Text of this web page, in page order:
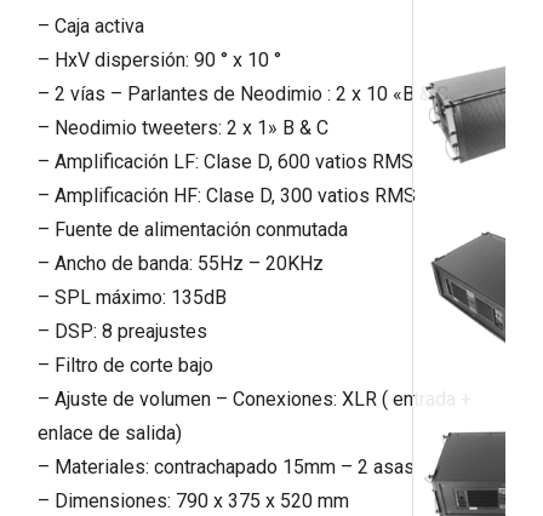
– Caja activa
– HxV dispersión: 90 ° x 10 °
– 2 vías – Parlantes de Neodimio : 2 x 10 «B & C
– Neodimio tweeters: 2 x 1» B & C
– Amplificación LF: Clase D, 600 vatios RMS
– Amplificación HF: Clase D, 300 vatios RMS
– Fuente de alimentación conmutada
– Ancho de banda: 55Hz – 20KHz
– SPL máximo: 135dB
– DSP: 8 preajustes
– Filtro de corte bajo
– Ajuste de volumen – Conexiones: XLR ( entrada +
enlace de salida)
– Materiales: contrachapado 15mm – 2 asas
– Dimensiones: 790 x 375 x 520 mm